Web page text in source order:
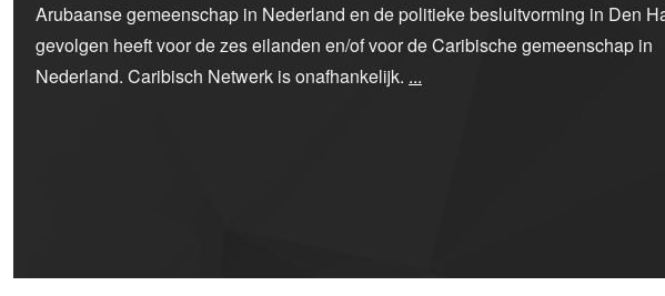
Arubaanse gemeenschap in Nederland en de politieke besluitvorming in Den
gevolgen heeft voor de zes eilanden en/of voor de Caribische gemeenschap in
Nederland. Caribisch Netwerk is onafhankelijk. ...